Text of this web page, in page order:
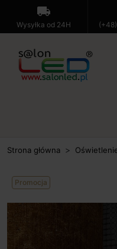
local_shipping
Wysyłka od 24H
Strona główna
Promocja